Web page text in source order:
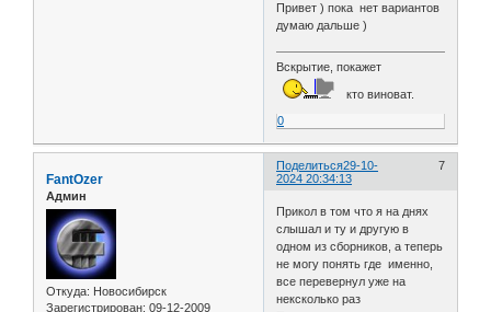
Привет ) пока нет вариантов
думаю дальше )
Вскрытие, покажет
кто виноват.
0
Поделиться 7
29-10-
2024 20:34:13
FantOzer
Админ
Откуда: Новосибирск
Зарегистрирован: 09-12-2009
Прикол в том что я на днях
слышал и ту и другую в
одном из сборников, а теперь
не могу понять где именно,
все перевернул уже на
нексколько раз